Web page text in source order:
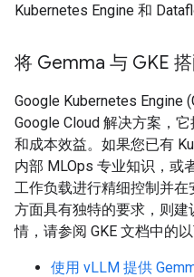
Kubernetes Engine 和
将 Gemma 与 GKE
Google Kubernetes Engine
Google Cloud 解决方案，
和成本效益。如果您已有
内部 MLOps 专业知识，或
工作负载进行精细控制并
方面具有独特的要求，则
情，请参阅 GKE 文档中的以
使用 vLLM 提供